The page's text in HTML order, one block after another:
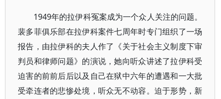
1949年的拉伊科冤案成为一个众人关注的问题。
裴多菲俱乐部在拉伊科案件七周年时专门组织了一场
报告，由拉伊科的夫人作了《关于社会主义制度下审
判员和律师问题》的演说，她向听众讲述了拉伊科受
迫害的前前后后以及自己在狱中六年的遭遇和一大批
受牵连者的悲惨处境，听众无不动容。迫于形势，新